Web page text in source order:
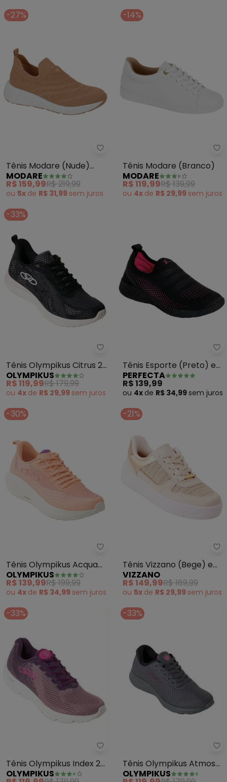
-27%
Modare - Tênis Modare (Nude)
Tênis Modare (Nude)
com Tecnologia Etpu no
Solado
MODARE
R$ 159,99R$ 219,99
ou 5x de R$ 31,99 sem juros
-14%
Tênis Modare (Branco)
MODARE
R$ 119,99R$ 139,99
ou 4x de R$ 29,99 sem juros
-33%
Olympikus - Tênis Olympikus
Tênis Olympikus Citrus 2
(Preto)
OLYMPIKUS
R$ 119,99R$ 179,99
ou 4x de R$ 29,99 sem juros
Tênis Esporte (Preto) em
Tecido Modelo Calce
Fácil
PERFECTA
R$ 139,99
ou 4x de R$ 34,99 sem juros
-30%
Olympikus - Tênis Olympikus
Tênis Olympikus Acqua
(Pesego)
OLYMPIKUS
R$ 139,99R$ 199,99
ou 4x de R$ 34,99 sem juros
-21%
Tênis Vizzano (Bege) em
Sintético
VIZZANO
R$ 149,99R$ 189,99
ou 5x de R$ 29,99 sem juros
-33%
Olympikus - Tênis Olympikus
Tênis Olympikus Index 2
(Roxo)
OLYMPIKUS
-33%
Tênis Olympikus Atmos
(Chumbo)
OLYMPIKUS